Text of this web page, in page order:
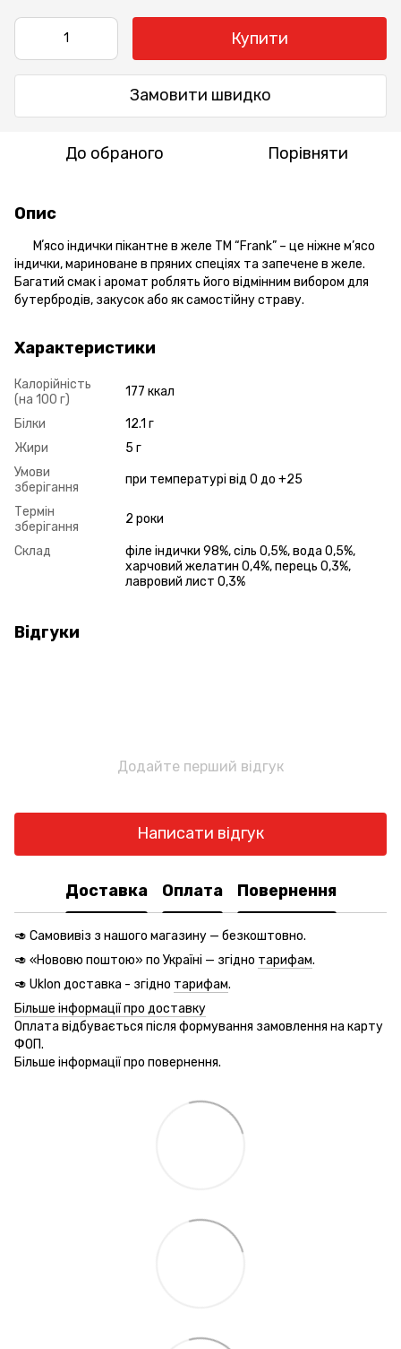
Купити
Замовити швидко
До обраного Порівняти
Опис
Мʼясо індички пікантне в желе ТМ “Frank” – це ніжне м’ясо
індички, мариноване в пряних спеціях та запечене в желе.
Багатий смак і аромат роблять його відмінним вибором для
бутербродів, закусок або як самостійну страву.
Характеристики
Калорійність
(на 100 г)
177 ккал
Білки
12.1 г
Жири
5 г
Умови
зберігання
при температурі від 0 до +25
Термін
зберігання
2 роки
Склад
філе індички 98%, сіль 0,5%, вода 0,5%,
харчовий желатин 0,4%, перець 0,3%,
лавровий лист 0,3%
Відгуки
Додайте перший відгук
Написати відгук
Доставка Оплата Повернення
🥑 Самовивіз з нашого магазину — безкоштовно.
🥑 «Нововю поштою» по Україні — згідно тарифам.
🥑 Uklon доставка - згідно тарифам.
Більше інформації про доставку
Оплата відбувається після формування замовлення на карту
ФОП.
Більше інформації про повернення.